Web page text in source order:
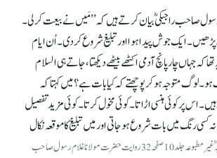
صاحب راجیکیؓ بیان کرتے ہیں کہ ’’مَیں نے بیعت کرلی۔
ایک جوش پیدا ہوا اور تبلیغ شروع کر دی۔ اُن ایام
کہ جہاں چار پانچ آدمی اکٹھے بیٹھے دیکھتا، جاتے ہی السلام
ہو۔ لوگ متوجہ ہو کر پوچھتے کہ کیا بات ہے؟ میں کہتا کہ
اس پر کوئی ہنسی اڑاتا۔ کوئی مخول کرتا۔ کوئی مزید تفصیل
کسی رنگ میں بات شروع ہو جاتی اور میں تبلیغ کا موقعہ نکال
(رجسٹر روایات صحابہؓ غیر مطبوعہ جلد 10صفحہ32روایت حضرت مولانا غلام رسول صاحب